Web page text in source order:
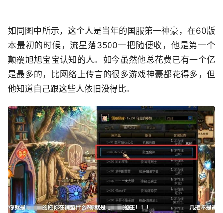
如同图中所示，这个人是当年的国服第一神豪，在60版
本最初的时候，流星落3500一把随便收，他是第一个
颠覆旭旭宝宝认知的人。如今虽然他总花费已有一个亿
是最多的，比网络上传言的很多游戏神豪都花得多，但
他知道自己跟这些人依旧没得比。